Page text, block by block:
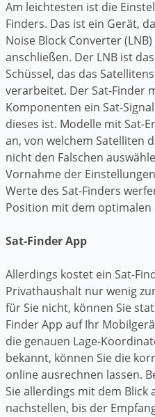
Am leichtesten ist die
Finders. Das ist ein Gerät,
Noise Block Converter
anschließen. Der LNB ist
Schüssel, das das
verarbeitet. Der Sat-Finder
Komponenten ein Sat-
dieses ist. Modelle mit Sat-
an, von welchem Satelliten
nicht den Falschen
Vornahme der
Werte des Sat-Finders
Position mit dem optimalen
Sat-Finder App
Allerdings kostet ein Sat-
Privathaushalt nur wenig
für Sie nicht, können Sie
Finder App auf Ihr
die genauen Lage-
bekannt, können Sie die
online ausrechnen lassen.
Sie allerdings mit dem Blick
nachstellen, bis der